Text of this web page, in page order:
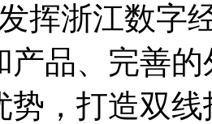
挥浙江数字
产品、完善
势，打造双